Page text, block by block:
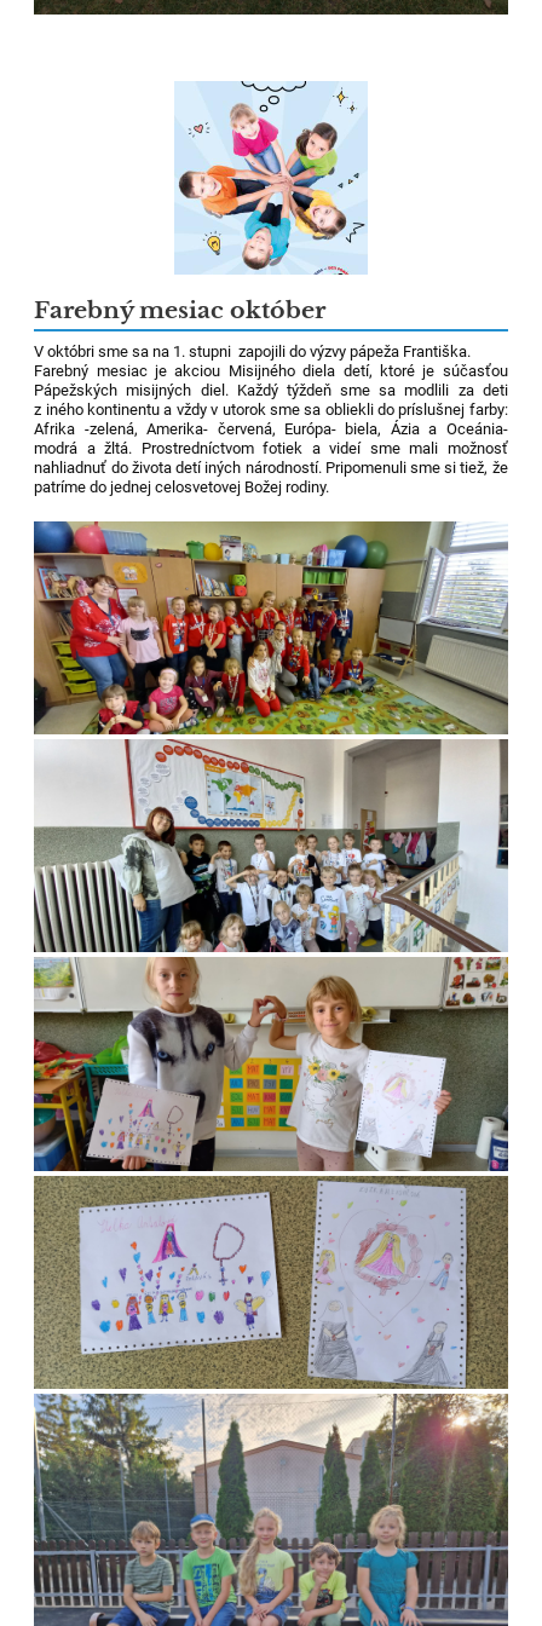
Farebný mesiac október
V októbri sme sa na 1. stupni zapojili do výzvy pápeža Františka.
Farebný mesiac je akciou Misijného diela detí, ktoré je súčasťou
Pápežských misijných diel. Každý týždeň sme sa modlili za deti
z iného kontinentu a vždy v utorok sme sa obliekli do príslušnej farby:
Afrika -zelená, Amerika- červená, Európa- biela, Ázia a Oceánia-
modrá a žltá. Prostredníctvom fotiek a videí sme mali možnosť
nahliadnuť do života detí iných národností. Pripomenuli sme si tiež, že
patríme do jednej celosvetovej Božej rodiny.